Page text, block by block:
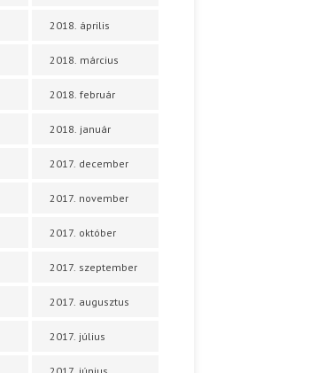
2018. április
2018. március
2018. február
2018. január
2017. december
2017. november
2017. október
2017. szeptember
2017. augusztus
2017. július